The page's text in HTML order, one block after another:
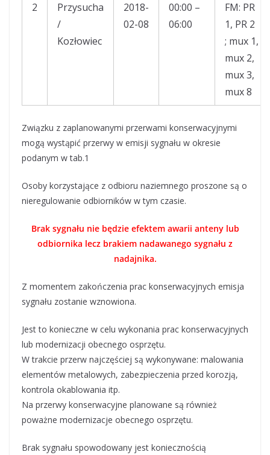
2
Przysucha
/
Kozłowiec
2018-
02-08
00:00 –
06:00
FM: PR
1, PR 2
; mux 1,
mux 2,
mux 3,
mux 8
Związku z zaplanowanymi przerwami konserwacyjnymi
mogą wystąpić przerwy w emisji sygnału w okresie
podanym w tab.1
Osoby korzystające z odbioru naziemnego proszone są o
nieregulowanie odbiorników w tym czasie.
Brak sygnału nie będzie efektem awarii anteny lub
odbiornika lecz brakiem nadawanego sygnału z
nadajnika.
Z momentem zakończenia prac konserwacyjnych emisja
sygnału zostanie wznowiona.
Jest to konieczne w celu wykonania prac konserwacyjnych
lub modernizacji obecnego osprzętu.
W trakcie przerw najczęściej są wykonywane: malowania
elementów metalowych, zabezpieczenia przed korozją,
kontrola okablowania itp.
Na przerwy konserwacyjne planowane są również
poważne modernizacje obecnego osprzętu.
Brak sygnału spowodowany jest koniecznością